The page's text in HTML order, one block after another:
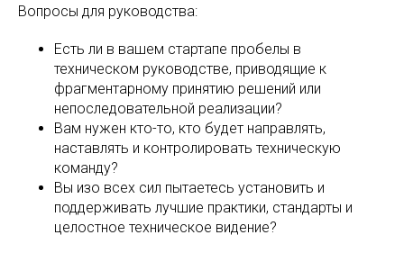
Вопросы для руководства:
Есть ли в вашем стартапе пробелы в
техническом руководстве, приводящие к
фрагментарному принятию решений или
непоследовательной реализации?
Вам нужен кто-то, кто будет направлять,
наставлять и контролировать техническую
команду?
Вы изо всех сил пытаетесь установить и
поддерживать лучшие практики, стандарты и
целостное техническое видение?